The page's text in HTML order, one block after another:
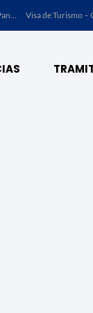
Visa de Turismo – Panamá Visa de Turismo –